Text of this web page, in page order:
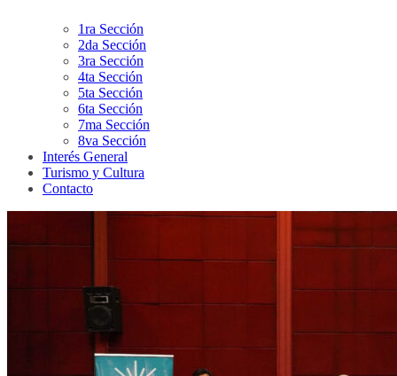
1ra Sección
2da Sección
3ra Sección
4ta Sección
5ta Sección
6ta Sección
7ma Sección
8va Sección
Interés General
Turismo y Cultura
Contacto